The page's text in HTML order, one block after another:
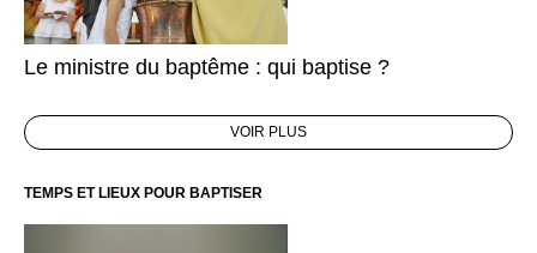
Le ministre du baptême : qui baptise ?
VOIR PLUS
TEMPS ET LIEUX POUR BAPTISER